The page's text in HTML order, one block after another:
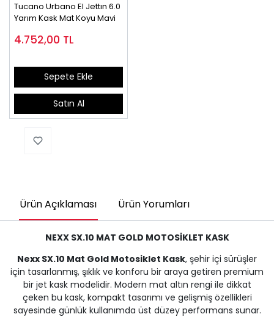
Tucano Urbano El Jettın 6.0
Yarım Kask Mat Koyu Mavi
4.752,00 TL
Sepete Ekle
Satın Al
Ürün Açıklaması Ürün Yorumları
NEXX SX.10 MAT GOLD MOTOSİKLET KASK
Nexx SX.10 Mat Gold Motosiklet Kask, şehir içi sürüşler
için tasarlanmış, şıklık ve konforu bir araya getiren premium
bir jet kask modelidir. Modern mat altın rengi ile dikkat
çeken bu kask, kompakt tasarımı ve gelişmiş özellikleri
sayesinde günlük kullanımda üst düzey performans sunar.